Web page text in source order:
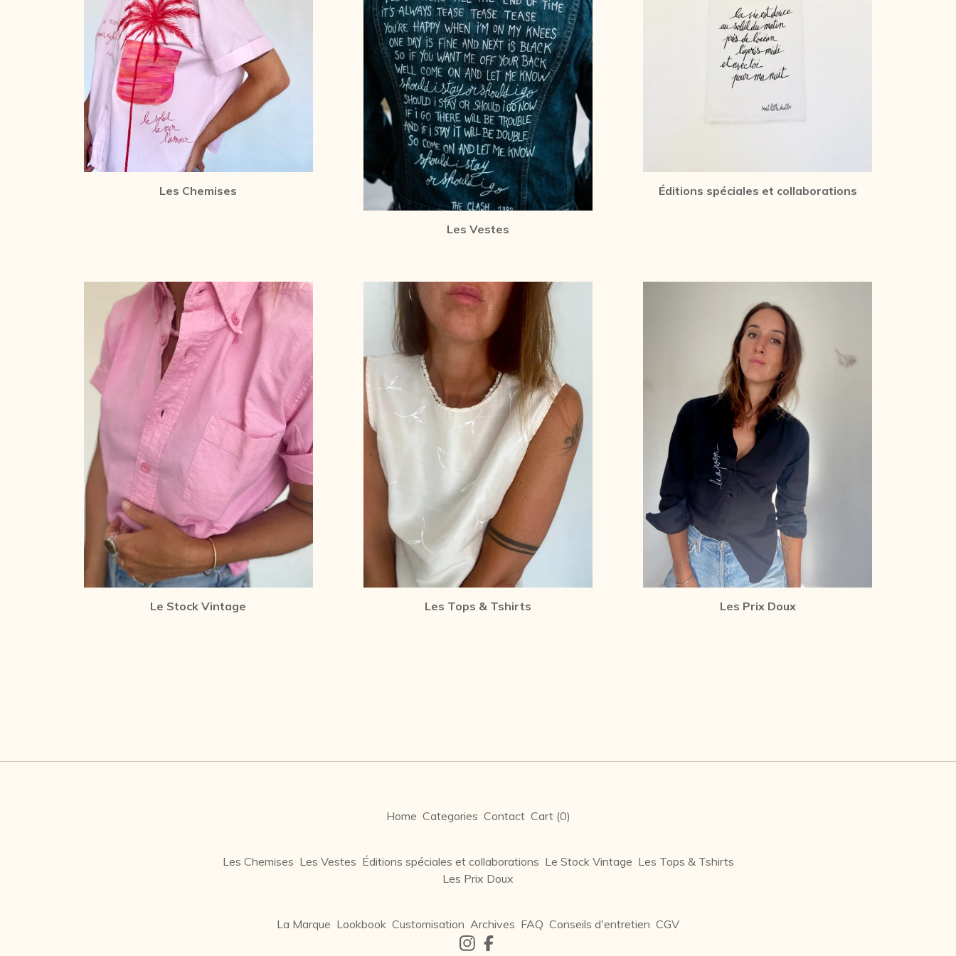
Les Chemises
Les Vestes
Éditions spéciales et collaborations
Le Stock Vintage Les Tops & Tshirts Les Prix Doux
Home Categories Contact Cart (0)
Les Chemises Les Vestes Éditions spéciales et collaborations Le Stock Vintage Les Tops & Tshirts
Les Prix Doux
La Marque Lookbook Customisation Archives FAQ Conseils d'entretien CGV